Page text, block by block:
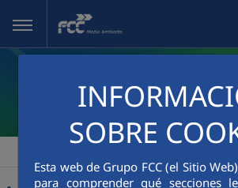
Saut au contenu principal
SOBRE
Esta web de Grupo FCC (el Sitio
para comprender qué secciones